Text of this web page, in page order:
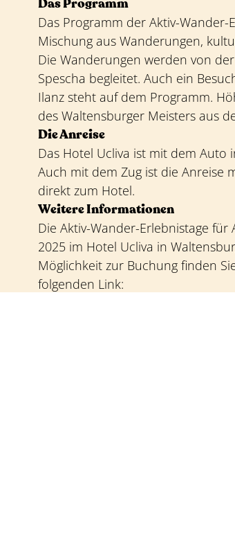
Das Programm
Das Programm der Aktiv-
Mischung aus Wanderungen,
Die Wanderungen werden von
Spescha begleitet. Auch ein
Ilanz steht auf dem Programm.
des Waltensburger Meisters aus
Die Anreise
Das Hotel Ucliva ist mit dem Auto
Auch mit dem Zug ist die Anreise
direkt zum Hotel.
Weitere Informationen
Die Aktiv-Wander-Erlebnistage
2025 im Hotel Ucliva in
Möglichkeit zur Buchung finden
folgenden Link: